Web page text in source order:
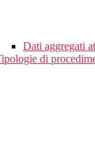
Dati aggregati
di